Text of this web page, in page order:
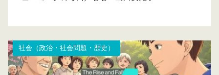
社会（政治・社会問題・歴史）